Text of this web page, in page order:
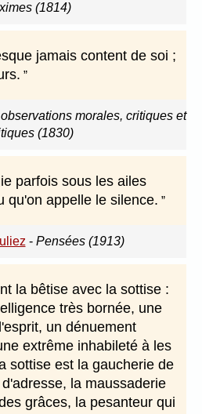
(1814)
jamais content de soi ;
morales, critiques et
(1830)
parfois sous les ailes
qu'on appelle le silence.
- Pensées (1913)
la bêtise avec la sottise :
très bornée, une
un dénuement
extrême inhabileté à les
sottise est la gaucherie de
la maussaderie
grâces, la pesanteur qui